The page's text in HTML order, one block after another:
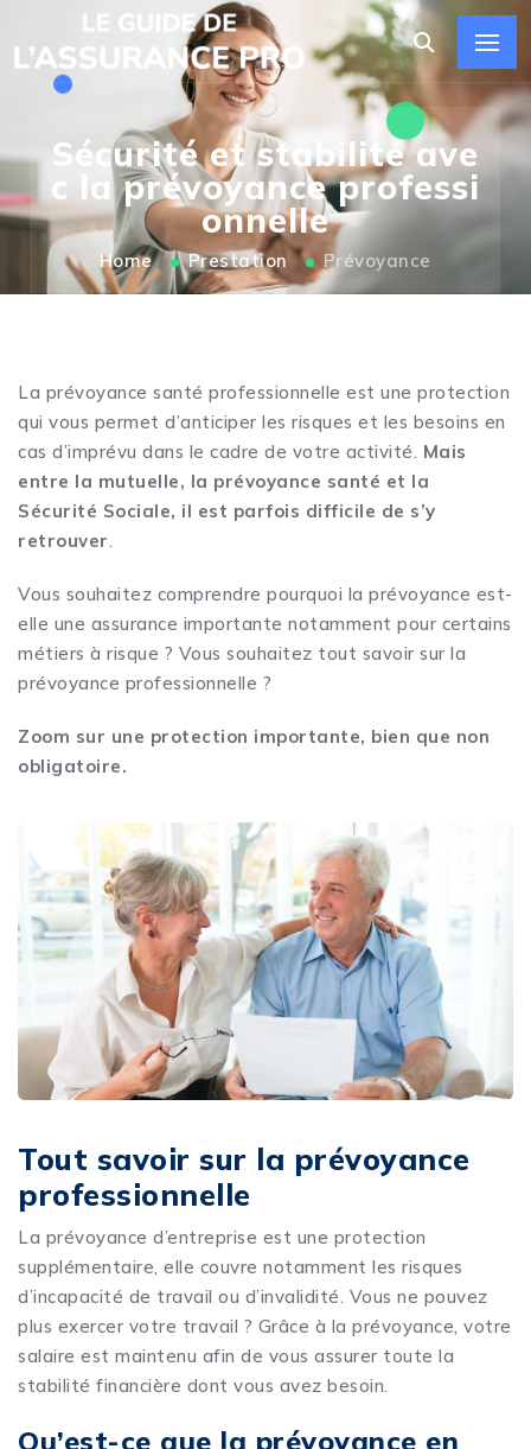
Sécurité et stabilité ave
c la prévoyance professi
onnelle
Home Prestation Prévoyance
La prévoyance santé professionnelle est une protection
qui vous permet d’anticiper les risques et les besoins en
cas d’imprévu dans le cadre de votre activité. Mais
entre la mutuelle, la prévoyance santé et la
Sécurité Sociale, il est parfois difficile de s’y
retrouver.
Vous souhaitez comprendre pourquoi la prévoyance est-
elle une assurance importante notamment pour certains
métiers à risque ? Vous souhaitez tout savoir sur la
prévoyance professionnelle ?
Zoom sur une protection importante, bien que non
obligatoire.
Tout savoir sur la prévoyance
professionnelle
La prévoyance d’entreprise est une protection
supplémentaire, elle couvre notamment les risques
d’incapacité de travail ou d’invalidité. Vous ne pouvez
plus exercer votre travail ? Grâce à la prévoyance, votre
salaire est maintenu afin de vous assurer toute la
stabilité financière dont vous avez besoin.
Qu’est-ce que la prévoyance en